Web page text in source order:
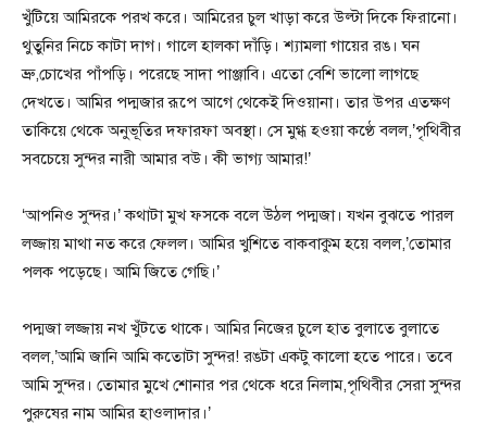
খুঁটিয়ে আমিরকে পরখ করে। আমিরের চুল খাড়া করে উল্টা দিকে ফিরানো।
থুতুনির নিচে কাটা দাগ। গালে হালকা দাঁড়ি। শ্যামলা গায়ের রঙ। ঘন
ভ্রু,চোখের পাঁপড়ি। পরেছে সাদা পাঞ্জাবি। এতো বেশি ভালো লাগছে
দেখতে। আমির পদ্মজার রূপে আগে থেকেই দিওয়ানা। তার উপর এতক্ষণ
তাকিয়ে থেকে অনুভূতির দফারফা অবস্থা। সে মুগ্ধ হওয়া কণ্ঠে বলল,’পৃথিবীর
সবচেয়ে সুন্দর নারী আমার বউ। কী ভাগ্য আমার!’
‘আপনিও সুন্দর।’ কথাটা মুখ ফসকে বলে উঠল পদ্মজা। যখন বুঝতে পারল
লজ্জায় মাথা নত করে ফেলল। আমির খুশিতে বাকবাকুম হয়ে বলল,’তোমার
পলক পড়েছে। আমি জিতে গেছি।’
পদ্মজা লজ্জায় নখ খুঁটতে থাকে। আমির নিজের চুলে হাত বুলাতে বুলাতে
বলল,’আমি জানি আমি কতোটা সুন্দর! রঙটা একটু কালো হতে পারে। তবে
আমি সুন্দর। তোমার মুখে শোনার পর থেকে ধরে নিলাম,পৃথিবীর সেরা সুন্দর
পুরুষের নাম আমির হাওলাদার।’